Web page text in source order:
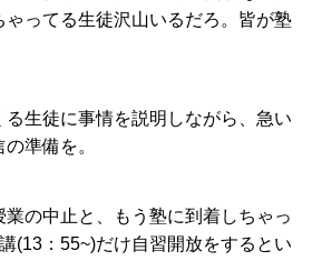
ってる生徒沢山いるだろ。皆が塾
生徒に事情を説明しながら、急い
準備を。
の中止と、もう塾に到着しちゃっ
(13：55~)だけ自習開放をするとい